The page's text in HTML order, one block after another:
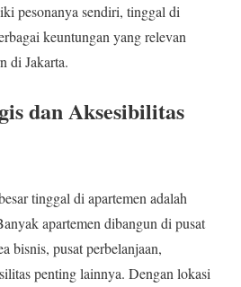
pesonanya sendiri, tinggal di
keuntungan yang relevan
di Jakarta.
dan Aksesibilitas
tinggal di apartemen adalah
apartemen dibangun di pusat
bisnis, pusat perbelanjaan,
penting lainnya. Dengan lokasi